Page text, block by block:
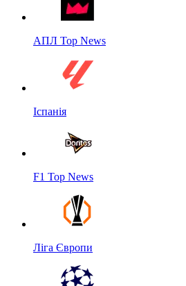
АПЛ Top News
Іспанія
F1 Top News
Ліга Європи